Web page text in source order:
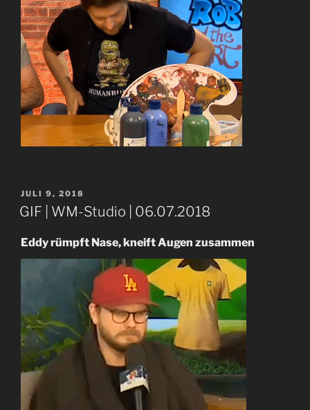
VERÖFFENTLICHT
AM
JULI 9, 2018
GIF | WM-Studio | 06.07.2018
Eddy rümpft Nase, kneift Augen zusammen